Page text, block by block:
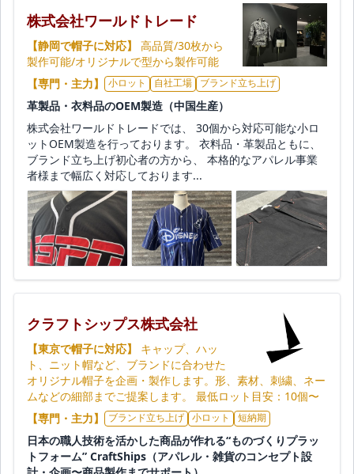
株式会社ワールドトレード
【静岡で帽子に対応】
高品質/30枚から
製作可能/オリジナルで型から製作可能
【専門・主力】
小ロット 自社工場 ブランド立ち上げ
革製品・衣料品のOEM製造（中国生産）
株式会社ワールドトレードでは、 30個から対応可能な小ロ
ットOEM製造を行っております。 衣料品・革製品ともに、
ブランド立ち上げ初心者の方から、 本格的なアパレル事業
者様まで幅広く対応しております...
クラフトシップス株式会社
【東京で帽子に対応】
キャップ、ハッ
ト、ニット帽など、ブランドに合わせた
オリジナル帽子を企画・製作します。形、素材、刺繍、ネー
ムなどの細部までご提案します。 最低ロット目安：10個〜
【専門・主力】
ブランド立ち上げ 小ロット 短納期
日本の職人技術を活かした商品が作れる“ものづくりプラッ
トフォーム” CraftShips（アパレル・雑貨のコンセプト設